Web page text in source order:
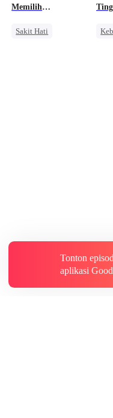
Memilih
Sakit Hati
Tonton
aplikasi